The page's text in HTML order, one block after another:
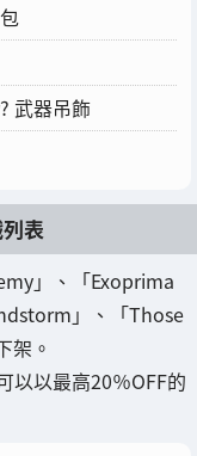
武器吊飾
表
」、「Exoprima
」、「Those
架。
以以最高20％OFF的